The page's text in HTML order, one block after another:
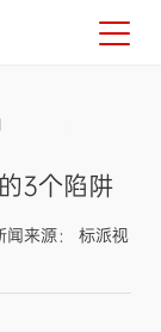
3个陷阱
来源： 标派视